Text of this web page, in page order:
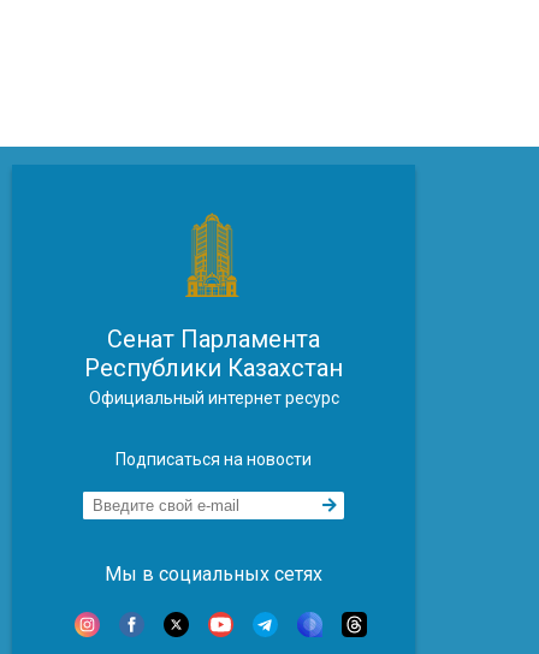
Сенат Парламента
Республики Казахстан
Официальный интернет ресурс
Подписаться на новости
Мы в социальных сетях